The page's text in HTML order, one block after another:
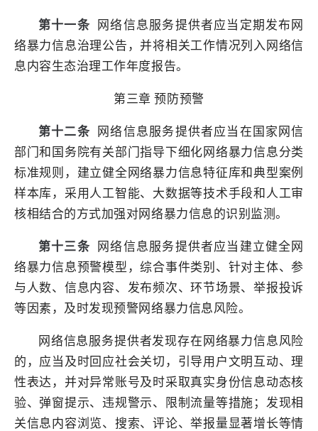
第十一条网络信息服务提供者应当定期发布网
络暴力信息治理公告，并将相关工作情况列入网络信
息内容生态治理工作年度报告。
第三章 预防预警
第十二条网络信息服务提供者应当在国家网信
部门和国务院有关部门指导下细化网络暴力信息分类
标准规则，建立健全网络暴力信息特征库和典型案例
样本库，采用人工智能、大数据等技术手段和人工审
核相结合的方式加强对网络暴力信息的识别监测。
第十三条网络信息服务提供者应当建立健全网
络暴力信息预警模型，综合事件类别、针对主体、参
与人数、信息内容、发布频次、环节场景、举报投诉
等因素，及时发现预警网络暴力信息风险。
网络信息服务提供者发现存在网络暴力信息风险
的，应当及时回应社会关切，引导用户文明互动、理
性表达，并对异常账号及时采取真实身份信息动态核
验、弹窗提示、违规警示、限制流量等措施；发现相
关信息内容浏览、搜索、评论、举报量显著增长等情